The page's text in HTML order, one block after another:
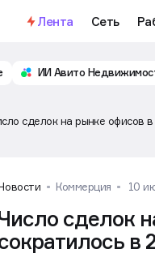
Лента Сеть
ИИ Авито
сделок на рынке офисов
Коммерция 10
сделок
в